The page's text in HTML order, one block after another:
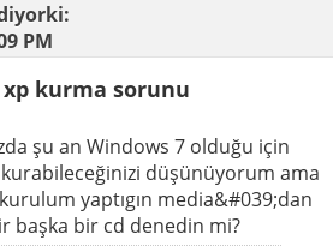
PM
kurma sorunu
şu an Windows 7 olduğu için
kurabileceğinizi düşünüyorum ama
yaptıgın media&#039;dan
başka bir cd denedin mi?